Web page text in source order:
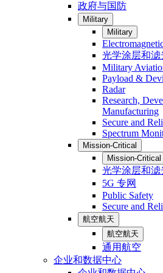
政府与国防
Military
Military
光学涂层和滤
Military
Payload &
Radar
Research,
Manufacturing
Secure and
Spectrum
Mission-Critical
Mission-Critical
光学涂层和滤
5G 专网
Public Safety
Secure and
航空航天
航空航天
通用航空
企业和数据中心